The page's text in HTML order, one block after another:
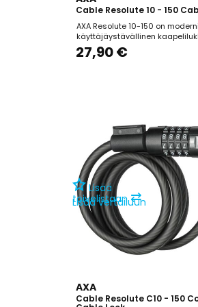
Cable Resolute 10 - 150
AXA Resolute 10-150 on
käyttäjäystävällinen
soveltuu erinomaisesti
pysäköintiin tai lisäturvaksi
27,90 €
Lisää
toivelistaan ⇄
Lisää vertailuun
AXA
Cable Resolute C10 - 150